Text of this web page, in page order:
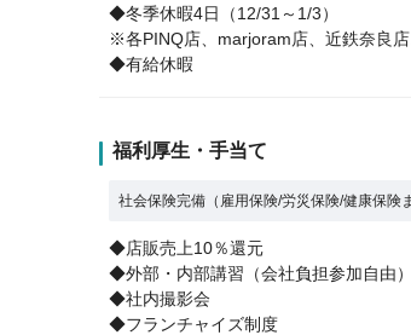
◆冬季休暇4日（12/31～1/3）
※各PINQ店、marjoram店、近鉄奈良
◆有給休暇
福利厚生・手当て
社会保険完備（雇用保険/労災保険/健康保険
◆店販売上10％還元
◆外部・内部講習（会社負担参加自由）
◆社内撮影会
◆フランチャイズ制度